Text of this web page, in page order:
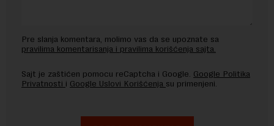
Pre slanja komentara, molimo vas da se upoznate sa
pravilima komentarisanja i pravilima korišćenja sajta.
Sajt je zaštićen pomocu reCaptcha i Google. Google Politika
Privatnosti i Google Uslovi Korišćenja su primenjeni.